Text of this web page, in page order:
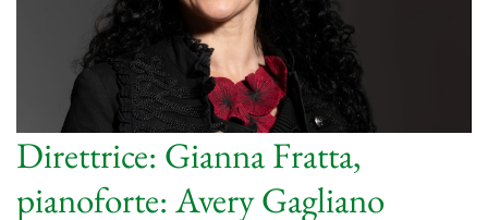
Direttrice: Gianna Fratta,
pianoforte: Avery Gagliano